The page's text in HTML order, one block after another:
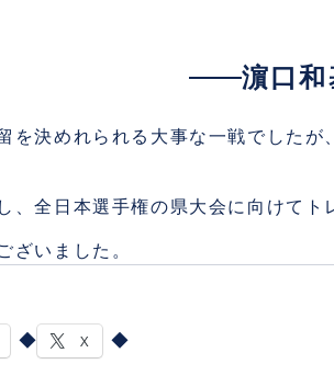
濵口
を決めれられる大事な一戦でした
、全日本選手権の県大会に向けてト
ざいました。
X